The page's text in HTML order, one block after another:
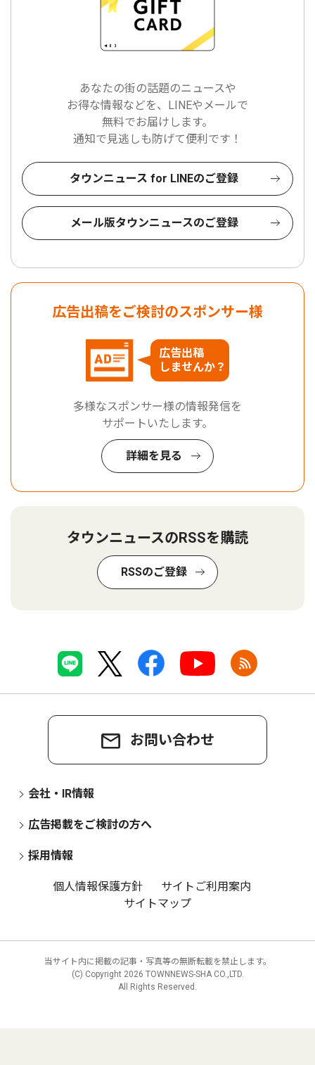
あなたの街の話題のニュースや
お得な情報などを、LINEやメールで
無料でお届けします。
通知で見逃しも防げて便利です！
タウンニュース for LINEのご登録
メール版タウンニュースのご登録
広告出稿をご検討のスポンサー様
広告出稿
しませんか？
多様なスポンサー様の情報発信を
サポートいたします。
詳細を見る
タウンニュースのRSSを購読
RSSのご登録
お問い合わせ
会社・IR情報
広告掲載をご検討の方へ
採用情報
個人情報保護方針
サイトご利用案内
サイトマップ
当サイト内に掲載の記事・写真等の無断転載を禁止します。
(C) Copyright 2026 TOWNNEWS-SHA CO.,LTD.
All Rights Reserved.